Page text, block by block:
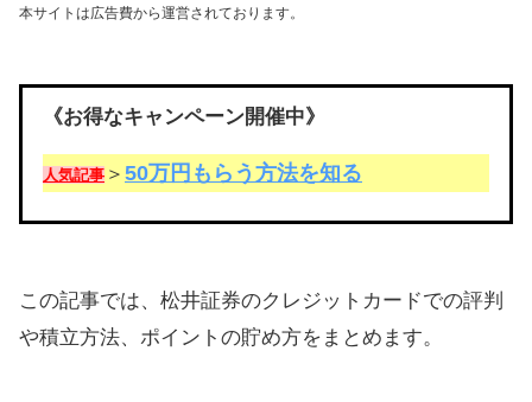
本サイトは広告費から運営されております。
《お得なキャンペーン開催中》
人気記事 ＞ 50万円もらう方法を知る
この記事では、松井証券のクレジットカードでの評判
や積立方法、ポイントの貯め方をまとめます。